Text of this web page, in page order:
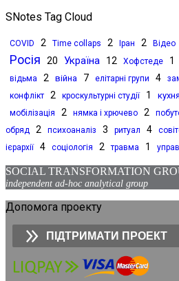
SNotes Tag Cloud
COVID 2 Time collaps 2 Іран 2 Відео
Росія 20 Україна 12 Хофстеде 1
відьма 2 війна 7 елітарні групи 4
конфлікт 2 кроскультурні студії 1 кухня
мобілізація 2 нямка і хрючево 2
обряд
2 психоаналіз 3 ритуал 4
ієрархії
4 соціологія 2 травма 1
SOCIAL TRANSFORMATION
independent ad-hoc analytical group
Допомога проекту
ПІДТРИМАТИ ПРОЕКТ